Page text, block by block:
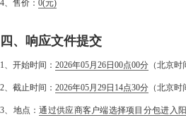
4、售价： 0(元)
四、响应文件提交
1、开始时间： 2026年05月26日00点00分 （北京时
2、截止时间： 2026年05月29日14点30分 （北京时
3、地点：通过供应商客户端选择项目分包进入